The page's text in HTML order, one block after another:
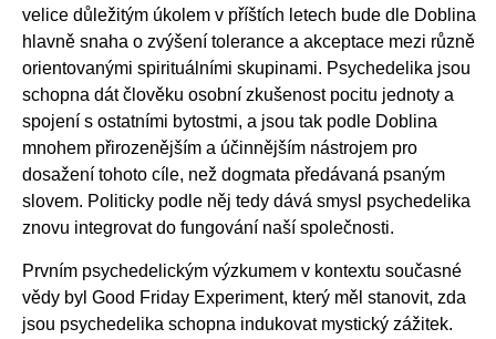
velice důležitým úkolem v příštích letech bude dle Doblina
hlavně snaha o zvýšení tolerance a akceptace mezi různě
orientovanými spirituálními skupinami. Psychedelika jsou
schopna dát člověku osobní zkušenost pocitu jednoty a
spojení s ostatními bytostmi, a jsou tak podle Doblina
mnohem přirozenějším a účinnějším nástrojem pro
dosažení tohoto cíle, než dogmata předávaná psaným
slovem. Politicky podle něj tedy dává smysl psychedelika
znovu integrovat do fungování naší společnosti.
Prvním psychedelickým výzkumem v kontextu současné
vědy byl Good Friday Experiment, který měl stanovit, zda
jsou psychedelika schopna indukovat mystický zážitek.